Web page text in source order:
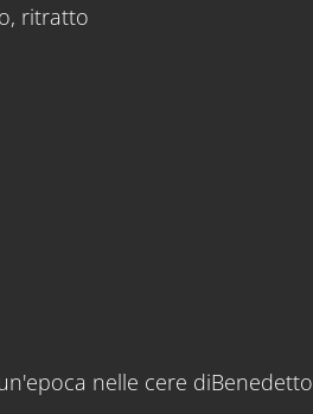
ritratto
nelle cere diBenedetto